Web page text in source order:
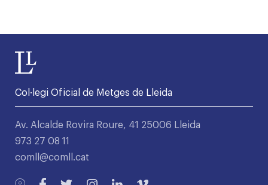
Col·legi Oficial de Metges de Lleida
Av. Alcalde Rovira Roure, 41 25006 Lleida
973 27 08 11
comll@comll.cat